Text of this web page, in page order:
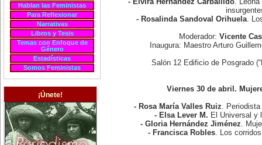
Hablan las Feministas
Para Reflexionar
Narrativas
Libros y Tesis
Temas con Enfoque de
Género
Estadísticas
Somos Feministas
¡Únete!
- Rosalinda Sandoval Orihuela.
Moderador: Vicente
Inaugura: Maestro Arturo
Salón 12 Edificio de Posgrado
Viernes 30 de abril.
- Rosa María Valles Ruiz .
- Elsa Lever M. El Universal y
- Gloria Hernández Jiménez .
- Francisca Robles . Los